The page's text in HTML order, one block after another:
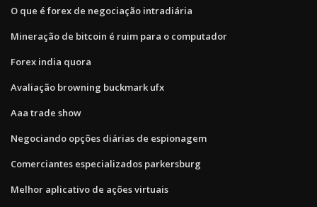
O que é forex de negociação intradiária
Mineração de bitcoin é ruim para o computador
Forex india quora
Avaliação browning buckmark ufx
Aaa trade show
Negociando opções diárias de espionagem
Comerciantes especializados parkersburg
Melhor aplicativo de ações virtuais